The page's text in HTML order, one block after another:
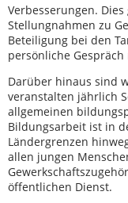
Verbesserungen.
Stellungnahmen zu
Beteiligung bei den
persönliche
Darüber hinaus sind
veranstalten jährlich
allgemeinen
Bildungsarbeit ist in
Ländergrenzen
allen jungen
öffentlichen Dienst.